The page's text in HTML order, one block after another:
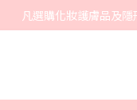
凡選購化妝護膚品及